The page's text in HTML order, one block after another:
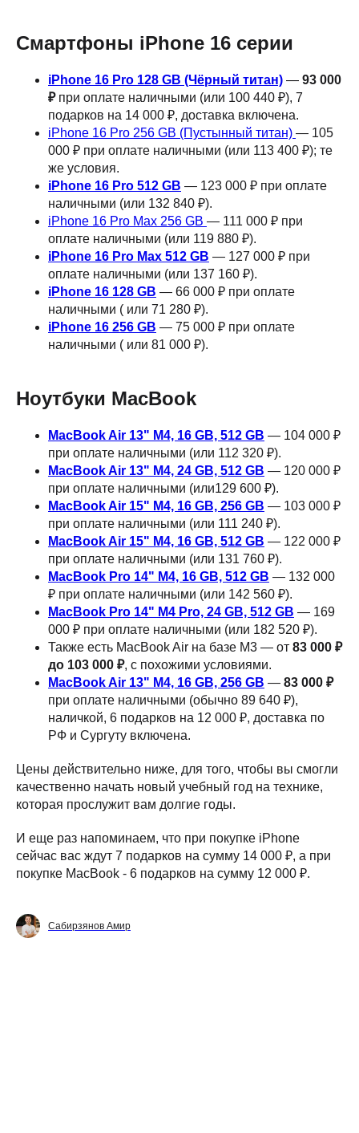
Смартфоны iPhone 16 серии
iPhone 16 Pro 128 GB (Чёрный титан) — 93 000
₽при оплате наличными (или 100 440 ₽), 7
подарков на 14 000 ₽, доставка включена.
iPhone 16 Pro 256 GB (Пустынный титан) — 105
000 ₽ при оплате наличными (или 113 400 ₽); те
же условия.
iPhone 16 Pro 512 GB — 123 000 ₽ при оплате
наличными (или 132 840 ₽).
iPhone 16 Pro Max 256 GB — 111 000 ₽ при
оплате наличными (или 119 880 ₽).
iPhone 16 Pro Max 512 GB — 127 000 ₽ при
оплате наличными (или 137 160 ₽).
iPhone 16 128 GB — 66 000 ₽ при оплате
наличными ( или 71 280 ₽).
iPhone 16 256 GB — 75 000 ₽ при оплате
наличными ( или 81 000 ₽).
Ноутбуки MacBook
MacBook Air 13" M4, 16 GB, 512 GB — 104 000 ₽
при оплате наличными (или 112 320 ₽).
MacBook Air 13" M4, 24 GB, 512 GB — 120 000 ₽
при оплате наличными (или129 600 ₽).
MacBook Air 15" M4, 16 GB, 256 GB — 103 000 ₽
при оплате наличными (или 111 240 ₽).
MacBook Air 15" M4, 16 GB, 512 GB — 122 000 ₽
при оплате наличными (или 131 760 ₽).
MacBook Pro 14" M4, 16 GB, 512 GB — 132 000
₽ при оплате наличными (или 142 560 ₽).
MacBook Pro 14" M4 Pro, 24 GB, 512 GB — 169
000 ₽ при оплате наличными (или 182 520 ₽).
Также есть MacBook Air на базе M3 — от 83 000 ₽
до 103 000 ₽, с похожими условиями.
MacBook Air 13" M4, 16 GB, 256 GB — 83 000 ₽
при оплате наличными (обычно 89 640 ₽),
наличкой, 6 подарков на 12 000 ₽, доставка по
РФ и Сургуту включена.
Цены действительно ниже, для того, чтобы вы смогли
качественно начать новый учебный год на технике,
которая прослужит вам долгие годы.
И еще раз напоминаем, что при покупке iPhone
сейчас вас ждут 7 подарков на сумму 14 000 ₽, а при
покупке MacBook - 6 подарков на сумму 12 000 ₽.
Сабирзянов Амир